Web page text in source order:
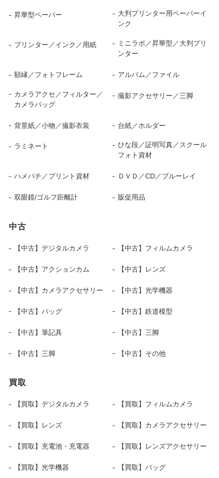
昇華型ペーパー
大判プリンター用ペーパーイ
ンク
プリンター／インク／用紙
ミニラボ／昇華型／大判プリ
ンター
額縁／フォトフレーム アルバム／ファイル
カメラアクセ／フィルター／
カメラバッグ
撮影アクセサリー／三脚
背景紙／小物／撮影衣装 台紙／ホルダー
ラミネート
ひな段／証明写真／スクール
フォト資材
ハメパチ／プリント資材 ＤＶＤ／CD／ブルーレイ
双眼鏡/ゴルフ距離計 販促用品
中古
【中古】デジタルカメラ 【中古】フィルムカメラ
【中古】アクションカム 【中古】レンズ
【中古】カメラアクセサリー 【中古】光学機器
【中古】バッグ 【中古】鉄道模型
【中古】筆記具 【中古】三脚
【中古】三脚 【中古】その他
買取
【買取】デジタルカメラ 【買取】フィルムカメラ
【買取】レンズ 【買取】カメラアクセサリー
【買取】充電池・充電器 【買取】レンズアクセサリー
【買取】光学機器 【買取】バッグ